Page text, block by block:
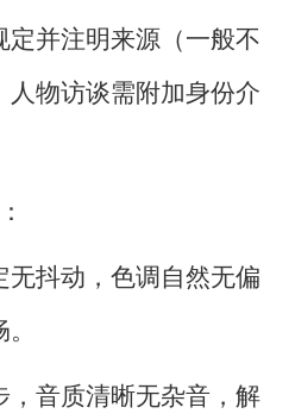
定并注明来源（一般不
人物访谈需附加身份介
抖动，色调自然无偏
音质清晰无杂音，解